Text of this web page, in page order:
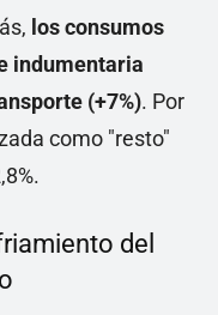
los consumos
indumentaria
(+7%). Por
como "resto"
del